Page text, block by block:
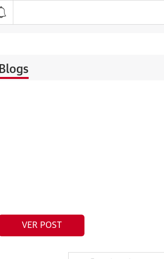
Blogs
VER POST